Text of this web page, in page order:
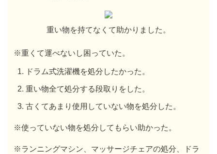
重い物を持てなくて助かりました。
※重くて運べないし困っていた。
ドラム式洗濯機を処分したかった。
重い物全て処分する段取りをした。
古くてあまり使用していない物を処分した。
※使っていない物を処分してもらい助かった。
※ランニングマシン、マッサージチェアの処分、ドラ